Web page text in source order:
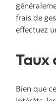
frais de
effectuez
Taux
Bien que